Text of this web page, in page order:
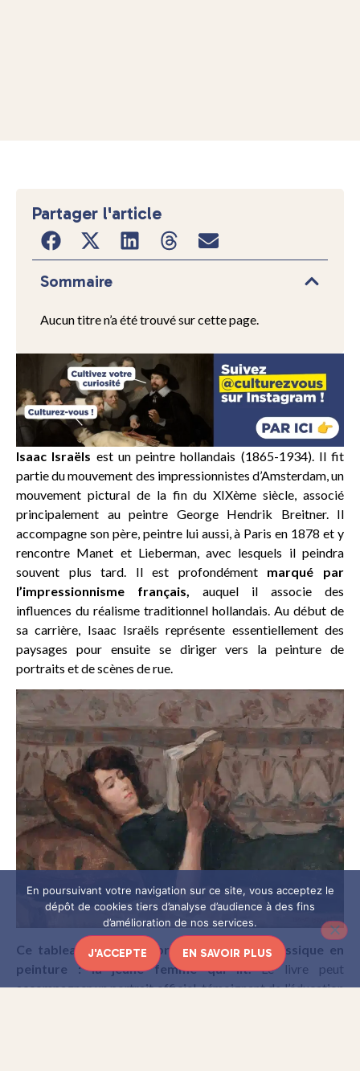
Isaac Israëls est un peintre hollandais (1865-1934). Il fit
partie du mouvement des impressionnistes d’Amsterdam, un
mouvement pictural de la fin du XIXème siècle, associé
principalement au peintre George Hendrik Breitner. Il
accompagne son père, peintre lui aussi, à Paris en 1878 et y
rencontre Manet et Lieberman, avec lesquels il peindra
souvent plus tard. Il est profondément marqué par
l’impressionnisme français, auquel il associe des
influences du réalisme traditionnel hollandais. Au début de
sa carrière, Isaac Israëls représente essentiellement des
paysages pour ensuite se diriger vers la peinture de
portraits et de scènes de rue.
Ce tableau est une reprise d’un thème classique en
peinture : la jeune femme qui lit.Le livre peut
accompagner un portrait officiel, témoignant de l’éducation
Partager l'article
Sommaire
Aucun titre n’a été trouvé sur cette page.
En poursuivant votre navigation sur ce site, vous acceptez le
dépôt de cookies tiers d’analyse d’audience à des fins
d’amélioration de nos services.
J'ACCEPTE EN SAVOIR PLUS